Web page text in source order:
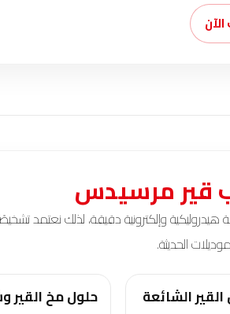
قير مرسيدس
وإلكترونية دقيقة، لذلك نعتمد
الحديثة.
الشائعة حلول مخ القير